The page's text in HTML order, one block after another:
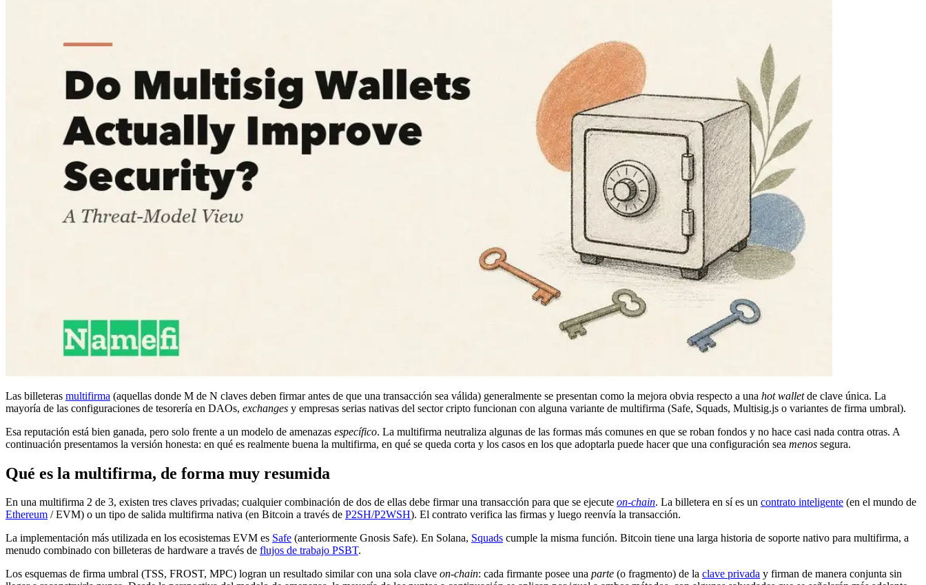
Las billeteras multifirma (aquellas donde M de N claves deben firmar antes de que una transacción sea válida) generalmente se presentan como la mejora obvia respecto a una hot walletde clave única. La
mayoría de las configuraciones de tesorería en DAOs, exchanges y empresas serias nativas del sector cripto funcionan con alguna variante de multifirma (Safe, Squads, Multisig.js o variantes de firma umbral).
Esa reputación está bien ganada, pero solo frente a un modelo de amenazas específico. La multifirma neutraliza algunas de las formas más comunes en que se roban fondos y no hace casi nada contra otras. A
continuación presentamos la versión honesta: en qué es realmente buena la multifirma, en qué se queda corta y los casos en los que adoptarla puede hacer que una configuración sea menos segura.
Qué es la multifirma, de forma muy resumida
En una multifirma 2 de 3, existen tres claves privadas; cualquier combinación de dos de ellas debe firmar una transacción para que se ejecute on-chain. La billetera en sí es un contrato inteligente (en el mundo de
Ethereum / EVM) o un tipo de salida multifirma nativa (en Bitcoin a través de P2SH/P2WSH). El contrato verifica las firmas y luego reenvía la transacción.
La implementación más utilizada en los ecosistemas EVM es Safe (anteriormente Gnosis Safe). En Solana, Squads cumple la misma función. Bitcoin tiene una larga historia de soporte nativo para multifirma, a
menudo combinado con billeteras de hardware a través de flujos de trabajo PSBT.
Los esquemas de firma umbral (TSS, FROST, MPC) logran un resultado similar con una sola clave on-chain: cada firmante posee una parte (o fragmento) de la clave privada y firman de manera conjunta sin